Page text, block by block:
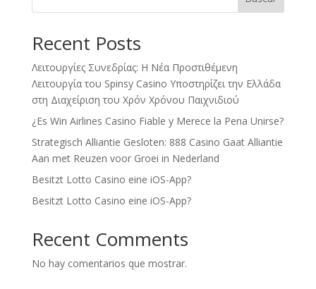
Recent Posts
Λειτουργίες Συνεδρίας: Η Νέα Προστιθέμενη
Λειτουργία του Spinsy Casino Υποστηρίζει την Ελλάδα
στη Διαχείριση του Χρόν Χρόνου Παιχνιδιού
¿Es Win Airlines Casino Fiable y Merece la Pena Unirse?
Strategisch Alliantie Gesloten: 888 Casino Gaat Alliantie
Aan met Reuzen voor Groei in Nederland
Besitzt Lotto Casino eine iOS-App?
Besitzt Lotto Casino eine iOS-App?
Recent Comments
No hay comentarios que mostrar.